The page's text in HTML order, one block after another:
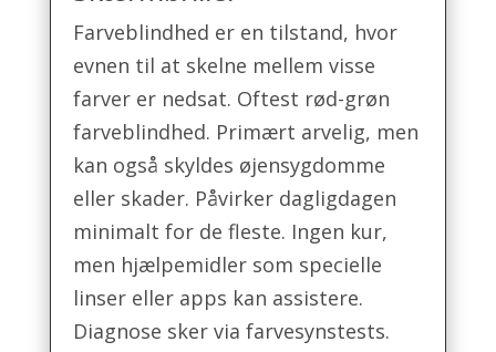
Farveblindhed er en tilstand, hvor
evnen til at skelne mellem visse
farver er nedsat. Oftest rød-grøn
farveblindhed. Primært arvelig, men
kan også skyldes øjensygdomme
eller skader. Påvirker dagligdagen
minimalt for de fleste. Ingen kur,
men hjælpemidler som specielle
linser eller apps kan assistere.
Diagnose sker via farvesynstests.